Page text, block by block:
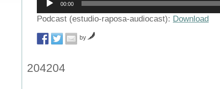
áudio
00:00
Podcast (estudio-raposa-audiocast): Download
by
204204